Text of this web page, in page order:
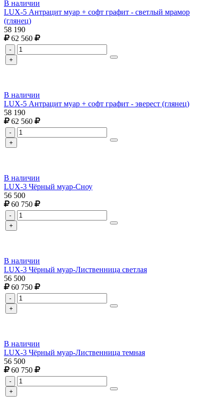
В наличии
LUX-5 Антрацит муар + софт графит - светлый мрамор
(глянец)
58 190
62 560
-
+
В наличии
LUX-5 Антрацит муар + софт графит - эверест (глянец)
58 190
62 560
-
+
В наличии
LUX-3 Чёрный муар-Сноу
56 500
60 750
-
+
В наличии
LUX-3 Чёрный муар-Лиственница светлая
56 500
60 750
-
+
В наличии
LUX-3 Чёрный муар-Лиственница темная
56 500
60 750
-
+